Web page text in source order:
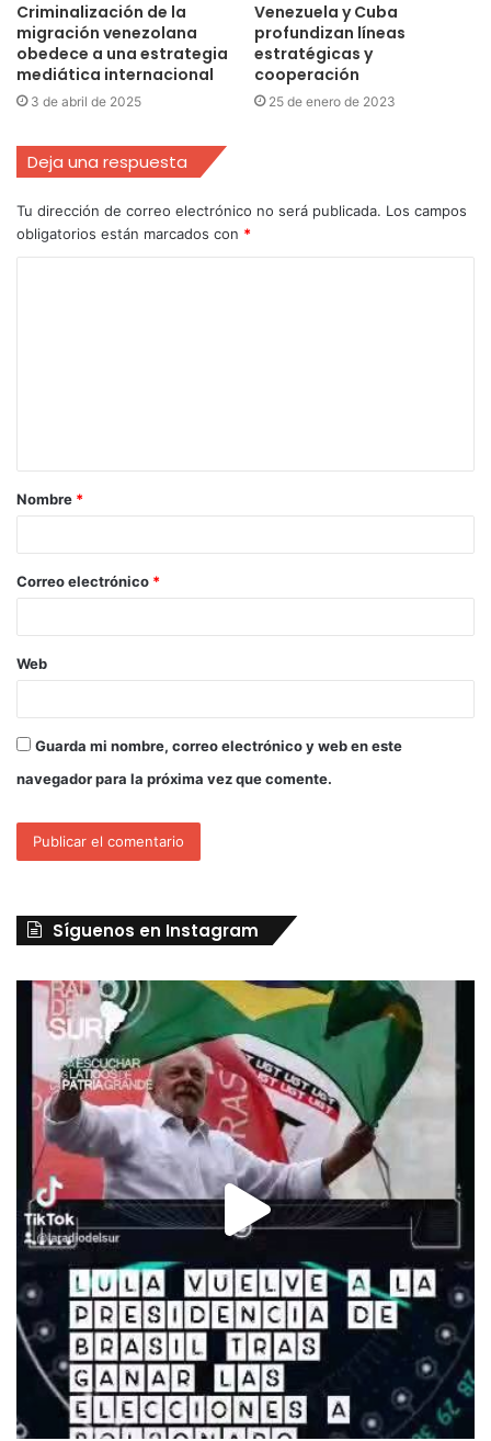
Criminalización de la
migración venezolana
obedece a una estrategia
mediática internacional
3 de abril de 2025
Venezuela y Cuba
profundizan líneas
estratégicas y
cooperación
25 de enero de 2023
Deja una respuesta
Tu dirección de correo electrónico no será publicada. Los campos
obligatorios están marcados con *
Nombre *
Correo electrónico *
Web
Guarda mi nombre, correo electrónico y web en este
navegador para la próxima vez que comente.
Síguenos en Instagram